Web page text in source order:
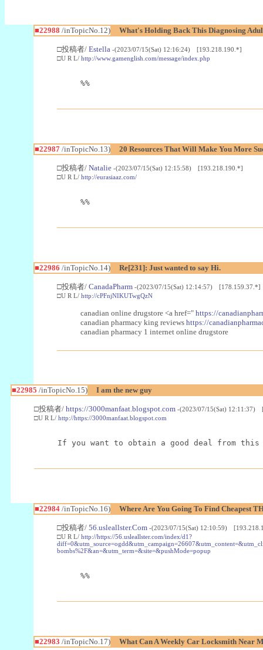
■22988 /inTopicNo.12) What's Holding Back This Diagnosing
□投稿者/ Estella -(2023/07/15(Sat) 12:16:24) [193.218.190.*]
□U R L/ http://www.gamenglish.com/message/index.php
%%
■22987/inTopicNo.13) 20 Resources That Will Make You More
□投稿者/ Natalie -(2023/07/15(Sat) 12:15:58) [193.218.190.*]
□U R L/ http://eurasiaaz.com/
%%
■22986 /inTopicNo.14) Re[231]: Just wanted to say Hi.
□投稿者/ CanadaPharm -(2023/07/15(Sat) 12:14:57) [178.159.37.*]
□U R L/ http://cPFnjNIKUTwgQzN
canadian online drugstore <a href=" https://
canadian pharmacy king reviews https://
canadian pharmacy 1 internet online drugstore
■22985 /inTopicNo.15) I am the new guy
□投稿者/ https://3000manfaat.blogspot.com -(2023/07/15(Sat) 12:11:37)
□U R L/ http://https://3000manfaat.blogspot.com
If you want to obtain a good deal from this
■22984/inTopicNo.16) Where Are You Going To Find Cheapest
□投稿者/ 56.usleallster.Com -(2023/07/15(Sat) 12:10:59)
□U R L/ http://https://56.usleallster.com/index/d1?
bombs%2F&an=&utm_term=&site=&pushMode=popup
%%
■22983 /inTopicNo.17) What Can A Weekly Car Locksmith Near